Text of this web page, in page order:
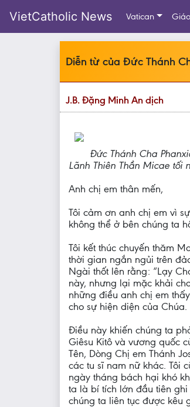
VietCatholic News Vatican
Diễn từ của Đức Thánh
J.B. Đặng Minh An dịch
Đức Thánh Cha
Lãnh Thiên Thần Micae tối
Anh chị em thân mến,
Tôi cảm ơn anh chị em vì
không thể ở bên chúng ta
Tôi kết thúc chuyến thăm
thời gian ngắn ngủi trên
Ngài thốt lên rằng: “Lạy
này, nhưng lại mặc khải
những điều anh chị em
cho sự hiện diện của Chúa.
Điều này khiến chúng ta
Giêsu Kitô và vương quốc
Tên, Dòng Chị em Thánh
các tu sĩ nam nữ khác. Tôi
ngày tháng bách hại khó
ta là bí tích lớn đầu tiên
chúng ta liên tục được kêu